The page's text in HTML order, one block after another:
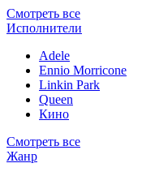
Смотреть все
Исполнители
Adele
Ennio Morricone
Linkin Park
Queen
Кино
Смотреть все
Жанр